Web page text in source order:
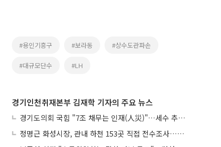
#용인기흥구 #보라동 #상수도관파손
#대규모단수 #LH
경기인천취재본부 김재학 기자의 주요 뉴스
경기도의회 국힘 "7조 채무는 인재(人災)"…세수 추계 조작 의혹 제기
정명근 화성시장, 관내 하천 153곳 직접 전수조사…불법시설 정비